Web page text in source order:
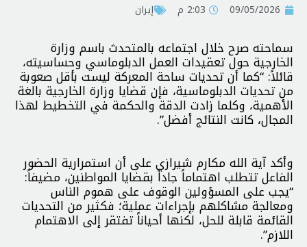
09/05/2026 2:03 م إيران
سماحته صرح خلال اجتماعه بالمتحدث باسم وزارة
الخارجية حول تعقيدات العمل الدبلوماسي وحساسيته،
قائلاً: “كما أن تحديات ساحة المعركة ليست بأقل صعوبة
من تحديات الدبلوماسية، فإن قضايا وزارة الخارجية بالغة
الأهمية، وكلما زادت الدقة والحكمة في التخطيط لهذا
المجال، كانت النتائج أفضل”.
وأكد آية الله مكارم شيرازي على أن استمرارية الحضور
الفاعل تتطلب اهتماماً جاداً بقضايا المواطنين، مضيفاً:
“يجب على المسؤولين الوقوف على هموم الناس
ومعالجة مشاكلهم بإجراءات عملية؛ فكثير من التحديات
القائمة قابلة للحل، لكنها أحياناً تفتقر إلى الاهتمام
اللازم”.